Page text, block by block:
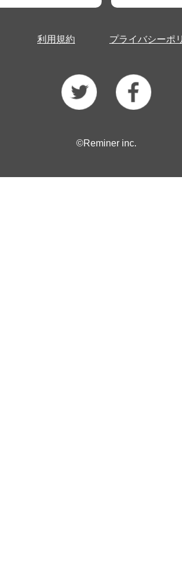
利用規約 プライバシーポ
©Reminer inc.